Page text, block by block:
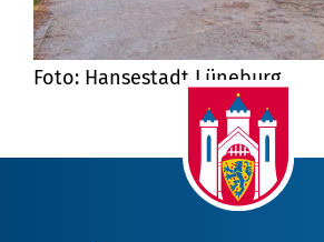
Foto: Hansestadt Lüneburg